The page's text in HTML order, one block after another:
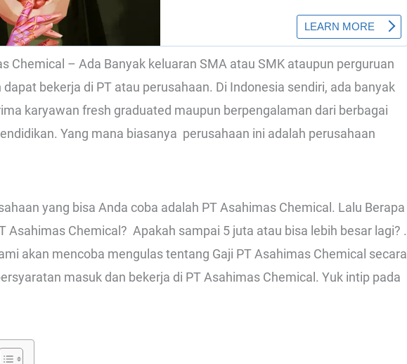
Chemical – Ada Banyak keluaran SMA atau SMK ataupun perguruan
bekerja di PT atau perusahaan. Di Indonesia sendiri, ada banyak
karyawan fresh graduated maupun berpengalaman dari berbagai
Yang mana biasanya perusahaan ini adalah perusahaan
yang bisa Anda coba adalah PT Asahimas Chemical. Lalu Berapa
Asahimas Chemical? Apakah sampai 5 juta atau bisa lebih besar lagi? .
akan mencoba mengulas tentang Gaji PT Asahimas Chemical secara
masuk dan bekerja di PT Asahimas Chemical. Yuk intip pada